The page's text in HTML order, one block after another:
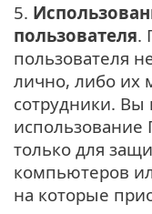
5.
пользователя.
пользователя
лично, либо их
сотрудники. Вы
использование
только для
компьютеров
на которые